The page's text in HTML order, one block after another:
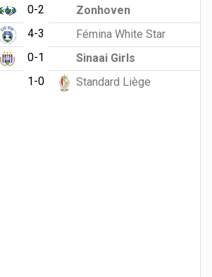
0-2
Zonhoven
4-3
Fémina White Star
0-1
Sinaai Girls
1-0 Standard Liège